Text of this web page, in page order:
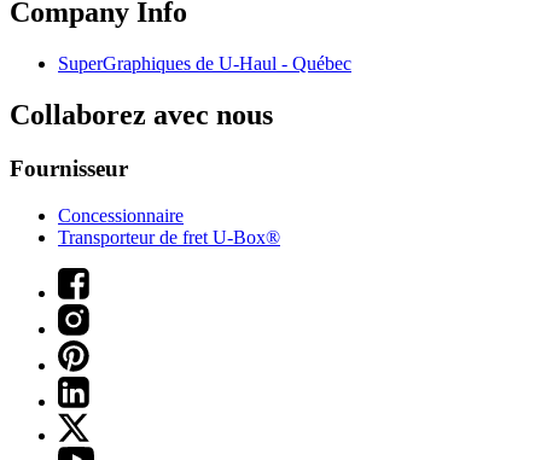
Company Info
SuperGraphiques de U-Haul - Québec
Collaborez avec nous
Fournisseur
Concessionnaire
Transporteur de fret U-Box®